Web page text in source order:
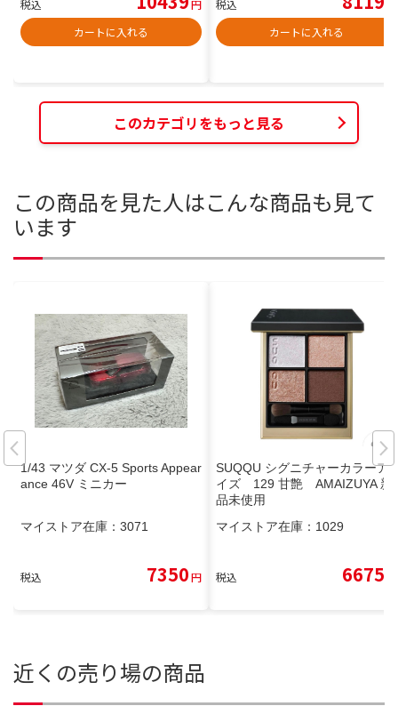
税込
円
カートに入れる
税込
カートに入れる
このカテゴリをもっと見る
この商品を見た人はこんな商品も見て
います
1/43 マツダ CX-5 Sports Appear
ance 46V ミニカー
マイストア在庫： 3071
税込 7350円
SUQQU シグニチャーカラーア
イズ 129 甘艶 AMAIZUYA 新
品未使用
マイストア在庫： 1029
税込 6675
近くの売り場の商品